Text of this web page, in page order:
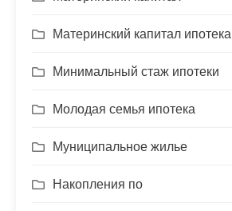
Материнский капитал ипотека
Минимальный стаж ипотеки
Молодая семья ипотека
Муниципальное жилье
Накопления по